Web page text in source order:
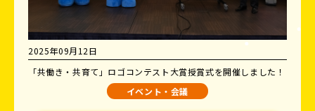
2025年09月12日
「共働き・共育て」ロゴコンテスト大賞授賞式を開催しました！
イベント・会議